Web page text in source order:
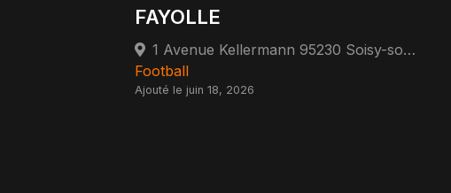
FAYOLLE
1 Avenue Kellermann 95230 Soisy-sous-Montmorency
Football
Ajouté le juin 18, 2026